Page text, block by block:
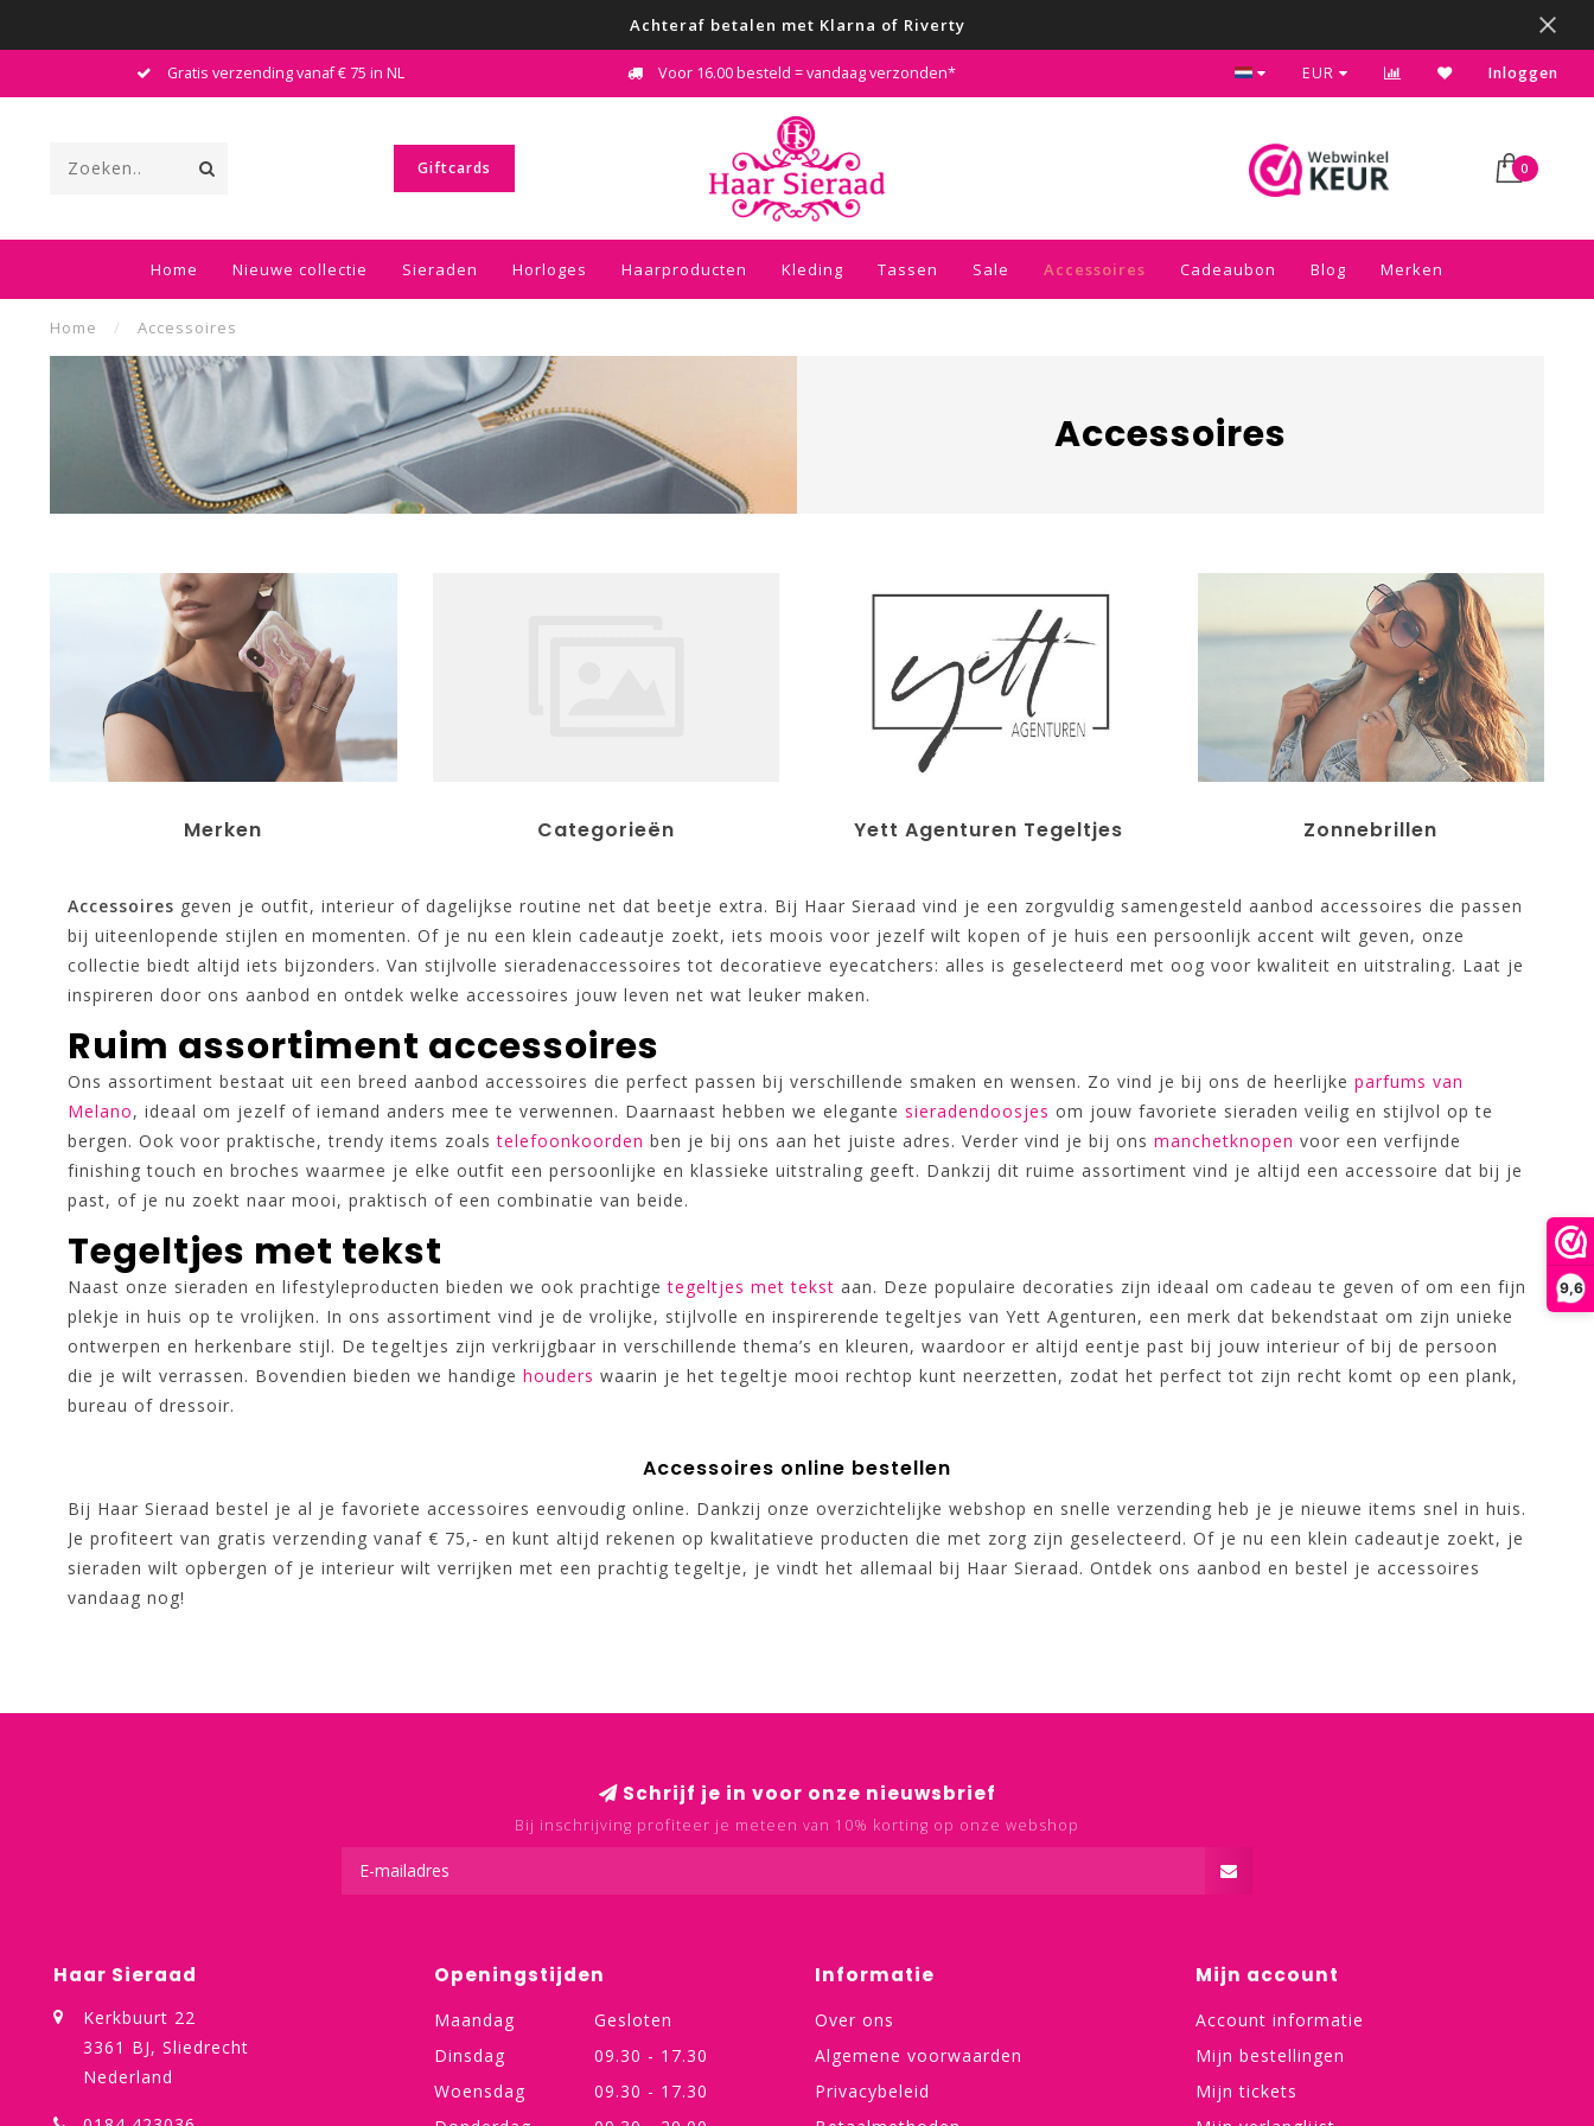
9,6
Achteraf betalen met Klarna of Riverty
Gratis verzending vanaf € 75 in NL Voor 16.00 besteld = vandaag verzonden* Kies voor de gratis inpakservice in je winkelwagen
EUR Inloggen
Giftcards 0
Home Nieuwe collectie Sieraden Horloges Haarproducten Kleding Tassen Sale Accessoires Cadeaubon Blog Merken
Home / Accessoires
Accessoires
Merken Categorieën Yett Agenturen Tegeltjes Zonnebrillen
Accessoires geven je outfit, interieur of dagelijkse routine net dat beetje extra. Bij Haar Sieraad vind je een zorgvuldig samengesteld aanbod accessoires die passen
bij uiteenlopende stijlen en momenten. Of je nu een klein cadeautje zoekt, iets moois voor jezelf wilt kopen of je huis een persoonlijk accent wilt geven, onze
collectie biedt altijd iets bijzonders. Van stijlvolle sieradenaccessoires tot decoratieve eyecatchers: alles is geselecteerd met oog voor kwaliteit en uitstraling. Laat je
inspireren door ons aanbod en ontdek welke accessoires jouw leven net wat leuker maken.
Ruim assortiment accessoires
Ons assortiment bestaat uit een breed aanbod accessoires die perfect passen bij verschillende smaken en wensen. Zo vind je bij ons de heerlijke parfums van
Melano, ideaal om jezelf of iemand anders mee te verwennen. Daarnaast hebben we elegante sieradendoosjes om jouw favoriete sieraden veilig en stijlvol op te
bergen. Ook voor praktische, trendy items zoalstelefoonkoorden ben je bij ons aan het juiste adres. Verder vind je bij ons manchetknopen voor een verfijnde
finishing touch en broches waarmee je elke outfit een persoonlijke en klassieke uitstraling geeft. Dankzij dit ruime assortiment vind je altijd een accessoire dat bij je
past, of je nu zoekt naar mooi, praktisch of een combinatie van beide.
Tegeltjes met tekst
Naast onze sieraden en lifestyleproducten bieden we ook prachtigetegeltjes met tekst aan. Deze populaire decoraties zijn ideaal om cadeau te geven of om een fijn
plekje in huis op te vrolijken. In ons assortiment vind je de vrolijke, stijlvolle en inspirerende tegeltjes van Yett Agenturen, een merk dat bekendstaat om zijn unieke
ontwerpen en herkenbare stijl. De tegeltjes zijn verkrijgbaar in verschillende thema’s en kleuren, waardoor er altijd eentje past bij jouw interieur of bij de persoon
die je wilt verrassen. Bovendien bieden we handige houders waarin je het tegeltje mooi rechtop kunt neerzetten, zodat het perfect tot zijn recht komt op een plank,
bureau of dressoir.
Accessoires online bestellen
Bij Haar Sieraad bestel je al je favoriete accessoires eenvoudig online. Dankzij onze overzichtelijke webshop en snelle verzending heb je je nieuwe items snel in huis.
Je profiteert van gratis verzending vanaf € 75,- en kunt altijd rekenen op kwalitatieve producten die met zorg zijn geselecteerd. Of je nu een klein cadeautje zoekt, je
sieraden wilt opbergen of je interieur wilt verrijken met een prachtig tegeltje, je vindt het allemaal bij Haar Sieraad. Ontdek ons aanbod en bestel je accessoires
vandaag nog!
Schrijf je in voor onze nieuwsbrief
Bij inschrijving profiteer je meteen van 10% korting op onze webshop
Haar Sieraad
Kerkbuurt 22
3361 BJ, Sliedrecht
Nederland
Openingstijden
Maandag
Gesloten
Dinsdag
09.30 - 17.30
Woensdag
09.30 - 17.30
Informatie
Over ons
Algemene voorwaarden
Privacybeleid
Mijn account
Account informatie
Mijn bestellingen
Mijn tickets